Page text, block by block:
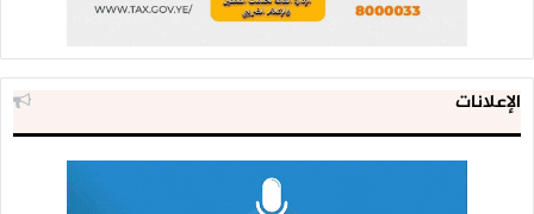
دولتان فقط دعمتا الطلب الفلسطيني بعقد اجتماع طارئ، هما
اليمن والصومال، لكنهما فشلتا أمام اللوبي القوي في الجامعة،
والذي تقوده دول خليجية، تحديداً السعودية والإمارات والبحرين
وسلطنة عُمان، والتي ضمت إليها في موقفها مصر والأردن
الإعلانات